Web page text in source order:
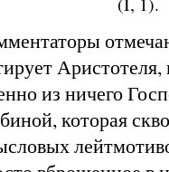
из ничего
которая